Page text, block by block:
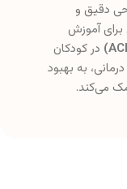
دقیق و
آموزش
در کودکان
به بهبود
می‌کند.